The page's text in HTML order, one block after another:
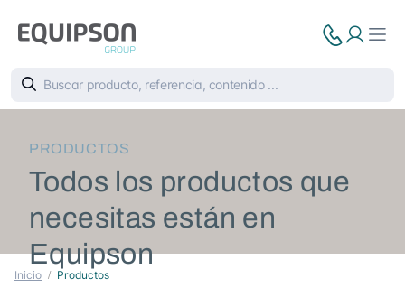
PRODUCTOS
Todos los productos que
necesitas están en
Equipson
Inicio Productos